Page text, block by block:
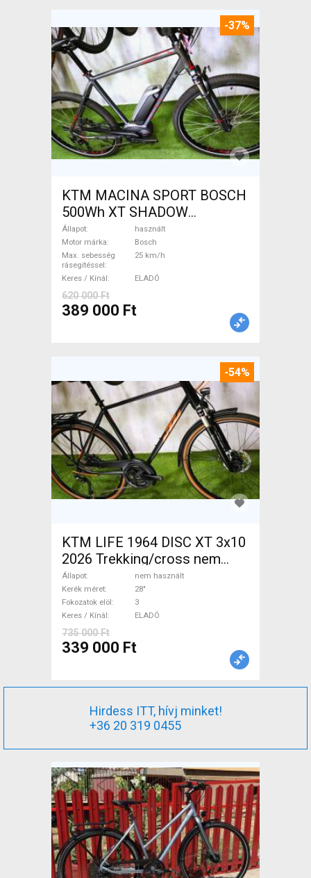
-37%
KTM MACINA SPORT BOSCH
500Wh XT SHADOW
Elektromos Trekking/cross
25 km/h Bosch használt
ELADÓ
Állapot
használt
Motor márka
Bosch
Max. sebesség
rásegítéssel
25 km/h
Keres / Kínál ELADÓ
620 000 Ft
389 000 Ft
-54%
KTM LIFE 1964 DISC XT 3x10
2026 Trekking/cross nem
használt ELADÓ
Állapot
nem használt
Kerék méret
28"
Fokozatok elöl
3
Keres / Kínál
ELADÓ
735 000 Ft
339 000 Ft
Hirdess ITT, hívj minket!
+36 20 319 0455